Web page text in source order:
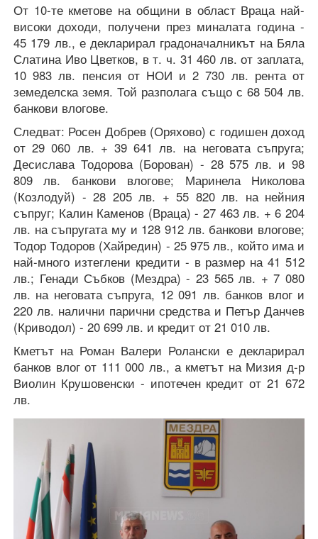
От 10-те кметове на общини в област Враца най-
високи доходи, получени през миналата година -
45 179 лв., е декларирал градоначалникът на Бяла
Слатина Иво Цветков, в т. ч. 31 460 лв. от заплата,
10 983 лв. пенсия от НОИ и 2 730 лв. рента от
земеделска земя. Той разполага също с 68 504 лв.
банкови влогове.
Следват: Росен Добрев (Оряхово) с годишен доход
от 29 060 лв. + 39 641 лв. на неговата съпруга;
Десислава Тодорова (Борован) - 28 575 лв. и 98
809 лв. банкови влогове; Маринела Николова
(Козлодуй) - 28 205 лв. + 55 820 лв. на нейния
съпруг; Калин Каменов (Враца) - 27 463 лв. + 6 204
лв. на съпругата му и 128 912 лв. банкови влогове;
Тодор Тодоров (Хайредин) - 25 975 лв., който има и
най-много изтеглени кредити - в размер на 41 512
лв.; Генади Събков (Мездра) - 23 565 лв. + 7 080
лв. на неговата съпруга, 12 091 лв. банков влог и
220 лв. налични парични средства и Петър Данчев
(Криводол) - 20 699 лв. и кредит от 21 010 лв.
Кметът на Роман Валери Ролански е декларирал
банков влог от 111 000 лв., а кметът на Мизия д-р
Виолин Крушовенски - ипотечен кредит от 21 672
лв.